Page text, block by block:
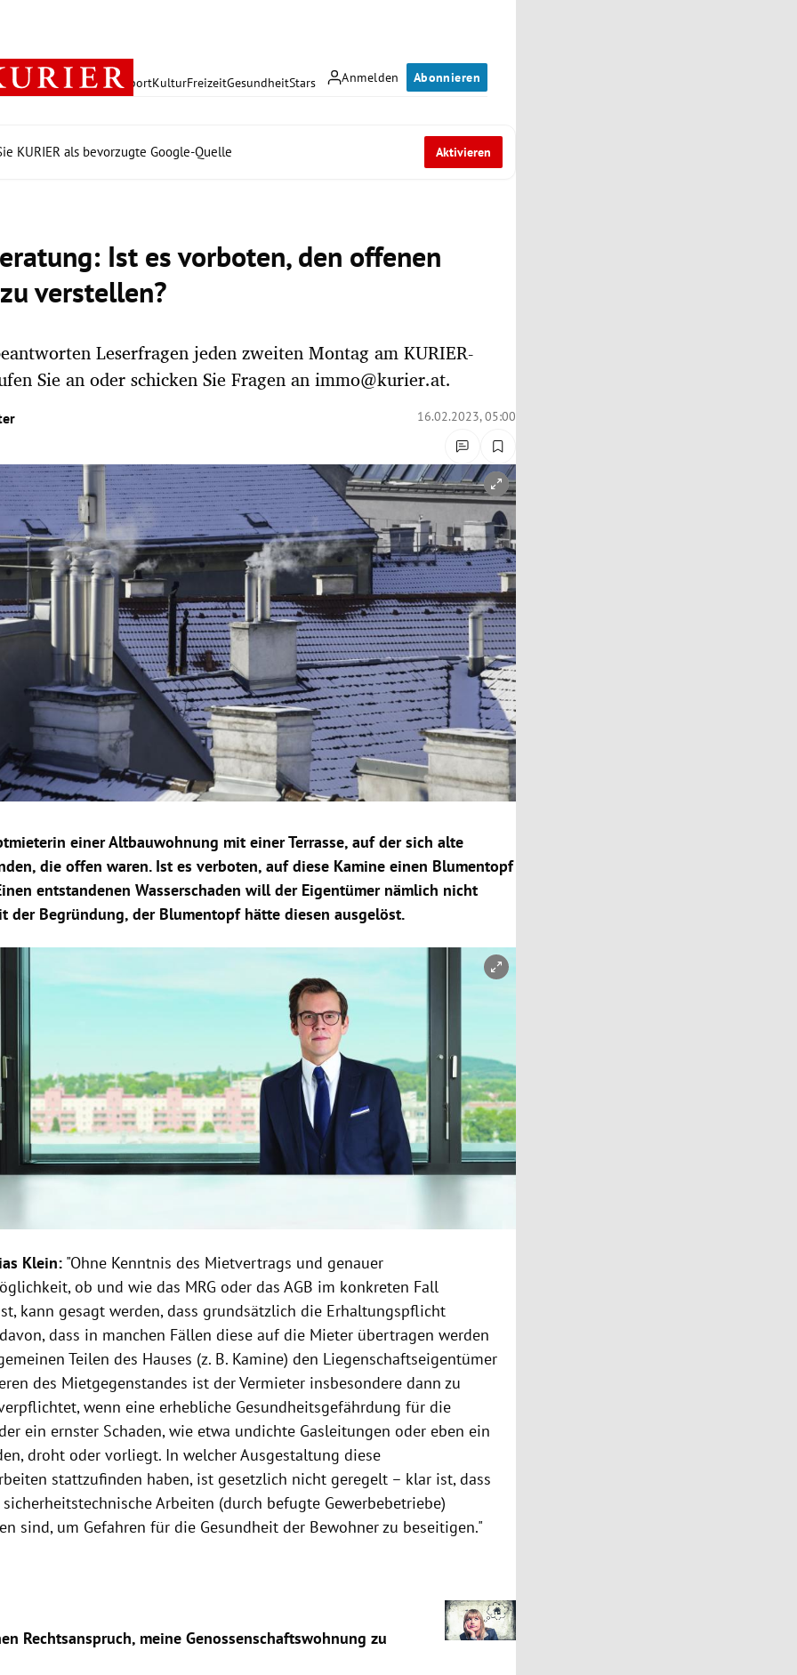
Anmelden Abonnieren
PolitikWirtschaft SportKulturFreizeitGesundheitStars
KURIER als bevorzugte Google-Quelle Aktivieren
Ist es vorboten, den offenen
verstellen?
Leserfragen jeden zweiten Montag am KURIER-
Sie an oder schicken Sie Fragen an immo@kurier.at.
16.02.2023, 05:00
öffnen/schließen
einer Altbauwohnung mit einer Terrasse, auf der sich alte
die offen waren. Ist es verboten, auf diese Kamine einen Blumentopf
entstandenen Wasserschaden will der Eigentümer nämlich nicht
der Begründung, der Blumentopf hätte diesen ausgelöst.
Klein: "Ohne Kenntnis des Mietvertrags und genauer
ob und wie das MRG oder das AGB im konkreten Fall
kann gesagt werden, dass grundsätzlich die Erhaltungspflicht
dass in manchen Fällen diese auf die Mieter übertragen werden
Teilen des Hauses (z. B. Kamine) den Liegenschaftseigentümer
des Mietgegenstandes ist der Vermieter insbesondere dann zu
wenn eine erhebliche Gesundheitsgefährdung für die
ein ernster Schaden, wie etwa undichte Gasleitungen oder eben ein
droht oder vorliegt. In welcher Ausgestaltung diese
stattzufinden haben, ist gesetzlich nicht geregelt – klar ist, dass
Arbeiten (durch befugte Gewerbebetriebe)
sind, um Gefahren für die Gesundheit der Bewohner zu beseitigen."
Rechtsanspruch, meine Genossenschaftswohnung zu